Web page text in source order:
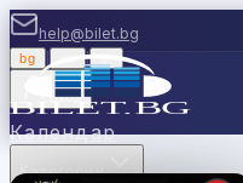
help@bilet.bg
bg |
Вход
Календар
Категории